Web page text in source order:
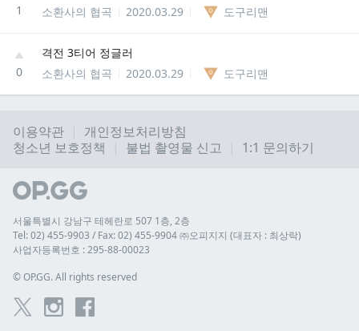
1
소환사의 협곡
2020.03.29 도구리맨
0
격전 3티어 정글러
소환사의 협곡
2020.03.29 도구리맨
이용약관
개인정보처리방침
청소년 보호정책
불법 촬영물 신고 1:1 문의하기
서울특별시 강남구 테헤란로 507 1층, 2층
Tel: 02) 455-9903 / Fax: 02) 455-9904 ㈜오피지지 (대표자 : 최상락)
사업자등록번호 : 295-88-00023
© OP.GG. All rights reserved